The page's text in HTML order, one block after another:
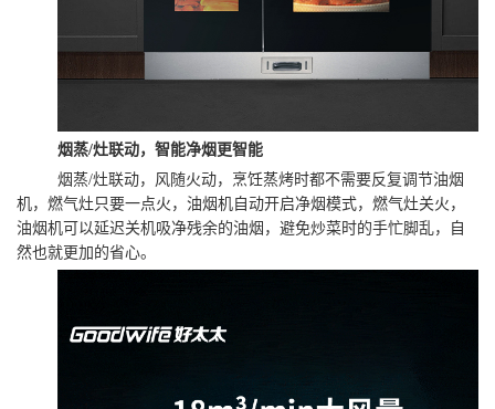
烟蒸/灶联动，智能净烟更智能
烟蒸/灶联动，风随火动，烹饪蒸烤时都不需要反复调节油烟
机，燃气灶只要一点火，油烟机自动开启净烟模式，燃气灶关火，
油烟机可以延迟关机吸净残余的油烟，避免炒菜时的手忙脚乱，自
然也就更加的省心。